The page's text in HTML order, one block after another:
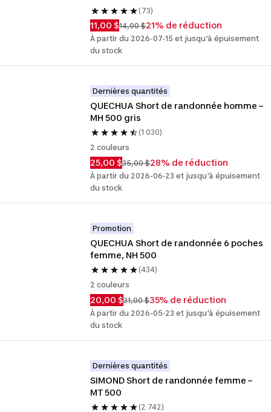
(73)
11,00 $14,00 $21% de réduction
À partir du 2026-07-15 et jusqu'à épuisement
du stock
Dernières quantités
QUECHUA Short de randonnée homme –
MH 500 gris
(1 030)
2 couleurs
25,00 $35,00 $28% de réduction
À partir du 2026-06-23 et jusqu'à épuisement
du stock
Promotion
QUECHUA Short de randonnée 6 poches
femme, NH 500
(434)
2 couleurs
20,00 $31,00 $35% de réduction
À partir du 2026-05-23 et jusqu'à épuisement
du stock
Dernières quantités
SIMOND Short de randonnée femme –
MT 500
(2 742)